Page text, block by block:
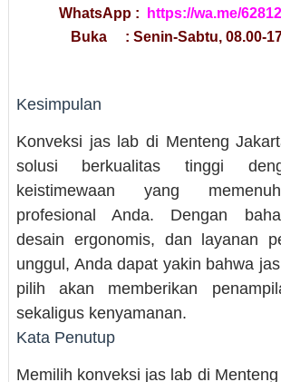
WhatsApp :
https://wa.me/
Buka : Senin-Sabtu, 08.00-
Kesimpulan
Konveksi jas lab di Menteng
solusi berkualitas tinggi
keistimewaan yang
profesional Anda. Dengan
desain ergonomis, dan layanan
unggul, Anda dapat yakin bahwa
pilih akan memberikan
sekaligus kenyamanan.
Kata Penutup
Memilih konveksi jas lab di